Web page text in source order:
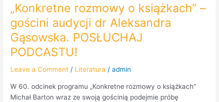
„Konkretne rozmowy o książkach” –
gościni audycji dr Aleksandra
Gąsowska. POSŁUCHAJ
PODCASTU!
Leave a Comment / Literatura /admin
W 60. odcinek programu „Konkretne rozmowy o książkach”
Michał Barton wraz ze swoją gościnią podejmie próbę